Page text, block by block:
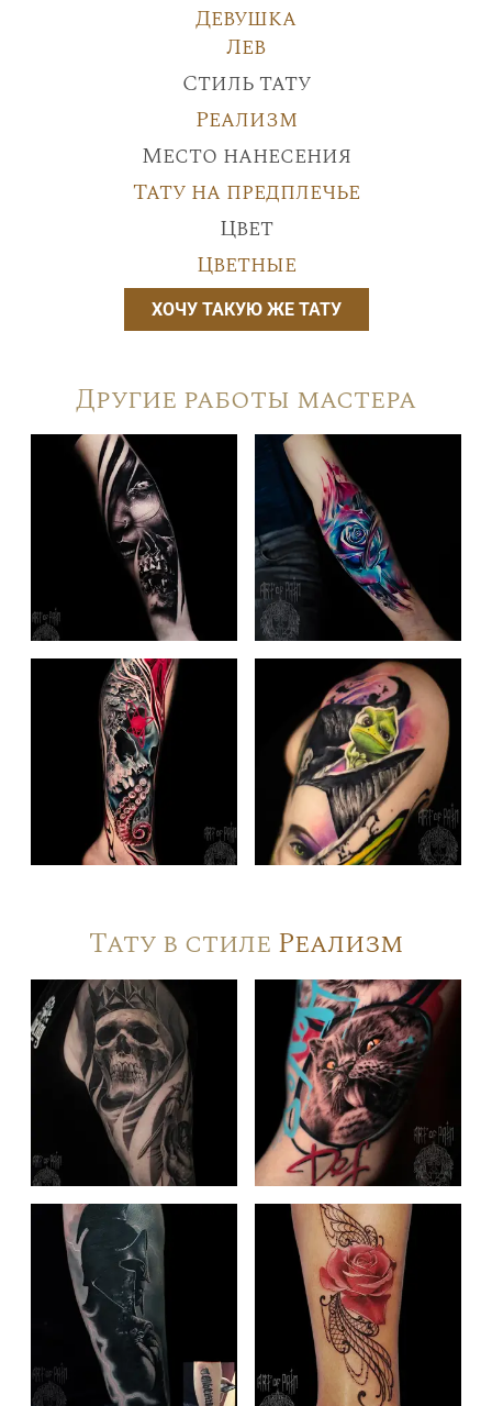
Девушка
Лев
Стиль тату
Реализм
Место нанесения
Тату на предплечье
Цвет
Цветные
ХОЧУ ТАКУЮ ЖЕ ТАТУ
Другие работы мастера
Тату в стиле Реализм